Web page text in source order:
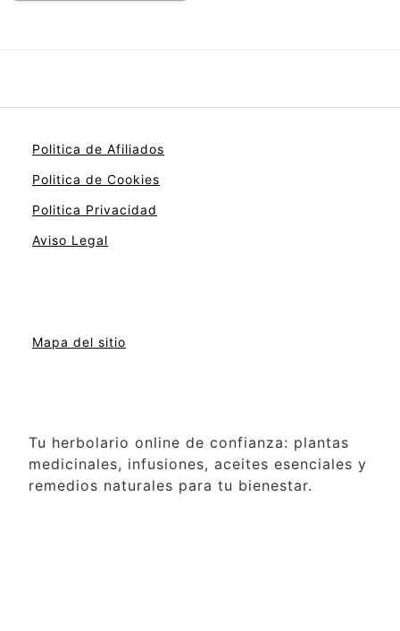
Politica de Afiliados
Politica de Cookies
Politica Privacidad
Aviso Legal
Mapa del sitio
Tu herbolario online de confianza: plantas
medicinales, infusiones, aceites esenciales y
remedios naturales para tu bienestar.